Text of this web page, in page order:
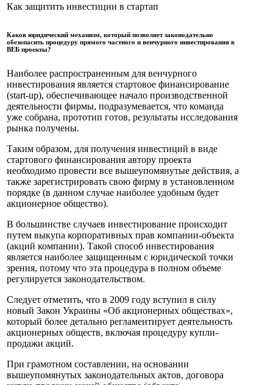
Как защитить инвестиции в стартап
Каков юридический механизм, который позволяет законодательно
обезопасить процедуру прямого частного и венчурного инвестирования в
ВЕБ проекты?
Наиболее распространенным для венчурного
инвестирования является стартовое финансирование
(start-up), обеспечивающее начало производственной
деятельности фирмы, подразумевается, что команда
уже собрана, прототип готов, результаты исследования
рынка получены.
Таким образом, для получения инвестиций в виде
стартового финансирования автору проекта
необходимо провести все вышеупомянутые действия, а
также зарегистрировать свою фирму в установленном
порядке (в данном случае наиболее удобным будет
акционерное общество).
В большинстве случаев инвестирование происходит
путем выкупа корпоративных прав компании-объекта
(акций компании). Такой способ инвестирования
является наиболее защищенным с юридической точки
зрения, потому что эта процедура в полном объеме
регулируется законодательством.
Следует отметить, что в 2009 году вступил в силу
новый Закон Украины «Об акционерных обществах»,
который более детально регламентирует деятельность
акционерных обществ, включая процедуру купли-
продажи акций.
При грамотном составлении, на основании
вышеупомянутых законодательных актов, договора